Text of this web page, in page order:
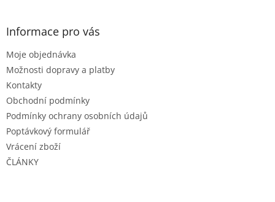
Informace pro vás
Moje objednávka
Možnosti dopravy a platby
Kontakty
Obchodní podmínky
Podmínky ochrany osobních údajů
Poptávkový formulář
Vrácení zboží
ČLÁNKY